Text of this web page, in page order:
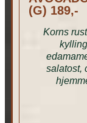
(G) 189,-
Korns
salatost,